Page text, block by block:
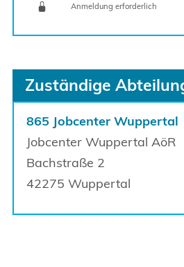
Anmeldung erforderlich
Zuständige
865 Jobcenter Wuppertal
Jobcenter Wuppertal AöR
Bachstraße 2
42275Wuppertal